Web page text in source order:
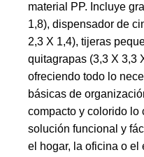
material PP. Incluye
1,8), dispensador de
2,3 X 1,4), tijeras
quitagrapas (3,3 X 3,3
ofreciendo todo lo
básicas de
compacto y colorido lo
solución funcional y
el hogar, la oficina o el